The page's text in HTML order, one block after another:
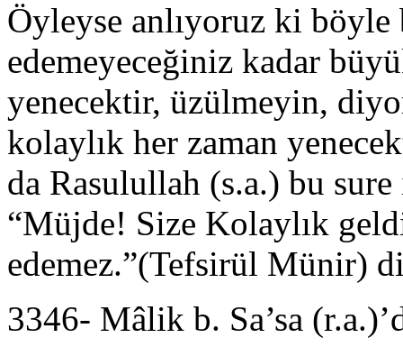
Öyleyse anlıyoruz ki
edemeyeceğiniz kadar
yenecektir, üzülmeyin,
kolaylık her zaman
da Rasulullah (s.a.) bu
“Müjde! Size Kolaylık
edemez.”(Tefsirül Münir)
3346- Mâlik b. Sa’sa